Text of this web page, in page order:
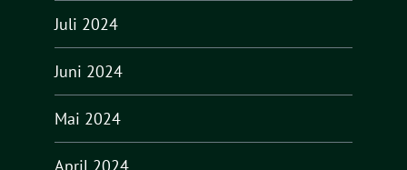
Juli 2024
Juni 2024
Mai 2024
April 2024